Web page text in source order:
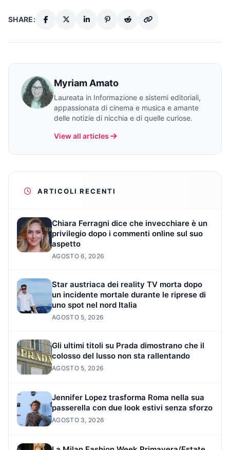
SHARE:
Myriam Amato
Laureata in Informazione e sistemi editoriali,
appassionata di cinema e musica e amante
delle notizie di nicchia e di quelle curiose.
View all articles
ARTICOLI RECENTI
Chiara Ferragni dice che invecchiare è un
privilegio dopo i commenti online sul suo
aspetto
AGOSTO 6, 2026
Star austriaca dei reality TV morta dopo
un incidente mortale durante le riprese di
uno spot nel nord Italia
AGOSTO 5, 2026
Gli ultimi titoli su Prada dimostrano che il
colosso del lusso non sta rallentando
AGOSTO 5, 2026
Jennifer Lopez trasforma Roma nella sua
passerella con due look estivi senza sforzo
AGOSTO 3, 2026